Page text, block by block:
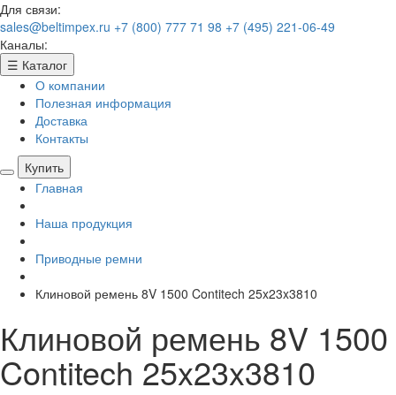
Для связи:
sales@beltimpex.ru +7 (800) 777 71 98 +7 (495) 221-06-49
Каналы:
☰ Каталог
О компании
Полезная информация
Доставка
Контакты
Купить
Главная
Наша продукция
Приводные ремни
Клиновой ремень 8V 1500 Contitech 25x23x3810
Клиновой ремень 8V 1500
Contitech 25x23x3810